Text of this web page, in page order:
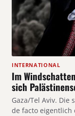
INTERNATIONAL
Im
sich
Gaza/Tel Aviv. Die
de facto eigentlich